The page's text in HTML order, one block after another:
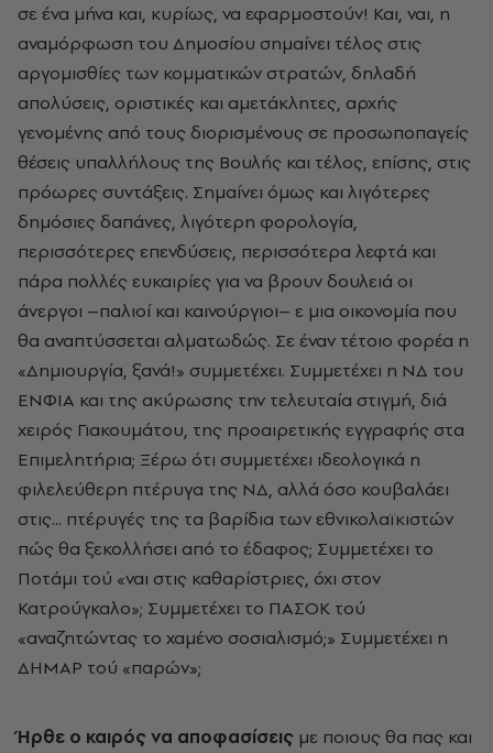
σε ένα μήνα και, κυρίως, να εφαρμοστούν! Και, ναι, η
αναμόρφωση του Δημοσίου σημαίνει τέλος στις
αργομισθίες των κομματικών στρατών, δηλαδή
απολύσεις, οριστικές και αμετάκλητες, αρχής
γενομένης από τους διορισμένους σε προσωποπαγείς
θέσεις υπαλλήλους της Βουλής και τέλος, επίσης, στις
πρόωρες συντάξεις. Σημαίνει όμως και λιγότερες
δημόσιες δαπάνες, λιγότερη φορολογία,
περισσότερες επενδύσεις, περισσότερα λεφτά και
πάρα πολλές ευκαιρίες για να βρουν δουλειά οι
άνεργοι –παλιοί και καινούργιοι– ε μια οικονομία που
θα αναπτύσσεται αλματωδώς. Σε έναν τέτοιο φορέα η
«Δημιουργία, ξανά!» συμμετέχει. Συμμετέχει η ΝΔ του
ΕΝΦΙΑ και της ακύρωσης την τελευταία στιγμή, διά
χειρός Γιακουμάτου, της προαιρετικής εγγραφής στα
Επιμελητήρια; Ξέρω ότι συμμετέχει ιδεολογικά η
φιλελεύθερη πτέρυγα της ΝΔ, αλλά όσο κουβαλάει
στις... πτέρυγές της τα βαρίδια των εθνικολαϊκιστών
πώς θα ξεκολλήσει από το έδαφος; Συμμετέχει το
Ποτάμι τού «ναι στις καθαρίστριες, όχι στον
Κατρούγκαλο»; Συμμετέχει το ΠΑΣΟΚ τού
«αναζητώντας το χαμένο σοσιαλισμό;» Συμμετέχει η
ΔΗΜΑΡ τού «παρών»;
Ήρθε ο καιρός να αποφασίσεις με ποιους θα πας και